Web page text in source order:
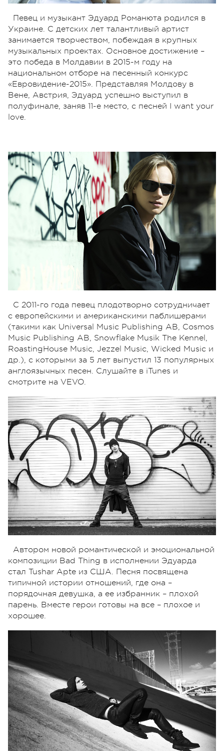
Певец и музыкант Эдуард Романюта родился в
Украине. С детских лет талантливый артист
занимается творчеством, побеждая в крупных
музыкальных проектах. Основное достижение –
это победа в Молдавии в 2015-м году на
национальном отборе на песенный конкурс
«Евровидение-2015». Представляя Молдову в
Вене, Австрия, Эдуард успешно выступил в
полуфинале, заняв 11-е место, с песней I want your
love.
С 2011-го года певец плодотворно сотрудничает
с европейскими и американскими паблишерами
(такими как Universal Music Publishing AB, Cosmos
Music Publishing AB, Snowflake Musik The Kennel,
RoastingHouse Music, Jezzel Music, Wicked Music и
др.), с которыми за 5 лет выпустил 13 популярных
англоязычных песен. Слушайте в iTunes и
смотрите на VEVO.
Автором новой романтической и эмоциональной
композиции Bad Thing в исполнении Эдуарда
стал Tushar Apte из США. Песня посвящена
типичной истории отношений, где она –
порядочная девушка, а ее избранник – плохой
парень. Вместе герои готовы на все – плохое и
хорошее.